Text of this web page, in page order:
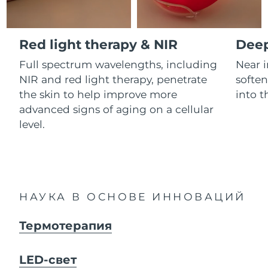
Red light therapy & NIR
Full spectrum wavelengths, including
NIR and red light therapy, penetrate
the skin to help improve more
advanced signs of aging on a cellular
level.
Near
into
НАУКА В ОСНОВЕ ИННОВАЦИЙ
Термотерапия
LED-свет
Для мужчин
Купить
Ожидаемая дата доставки
Греция
Ожидаемая дата доставки
Гонконг (САР)
Ожидаемая дата доставки
8/11/26
Венгрия
Ожидаемая дата доставки
Индонезия
8/8/26
Ирландия
о-в Мэн